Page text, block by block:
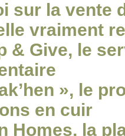
sur la vente
vraiment
& Give, le
», le
en cuir
Homes, la